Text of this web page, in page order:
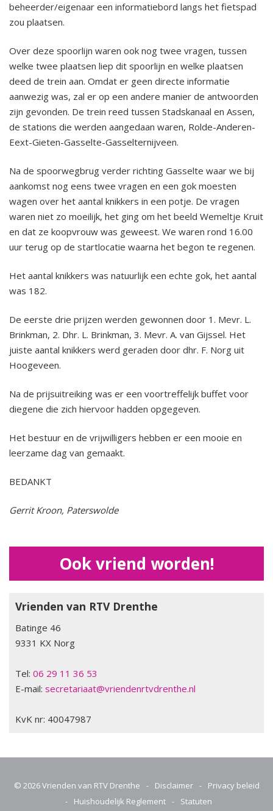
beheerder/eigenaar een informatiebord langs het fietspad
zou plaatsen.
Over deze spoorlijn waren ook nog twee vragen, tussen
welke twee plaatsen liep dit spoorlijn en welke plaatsen
deed de trein aan. Omdat er geen directe informatie
aanwezig was, zal er op een andere manier de antwoorden
zijn gevonden. De trein reed tussen Stadskanaal en Assen,
de stations die werden aangedaan waren, Rolde-Anderen-
Eext-Gieten-Gasselte-Gasselternijveen.
Na de spoorwegbrug verder richting Gasselte waar we bij
aankomst nog eens twee vragen en een gok moesten
wagen over het aantal knikkers in een potje. De vragen
waren niet zo moeilijk, het ging om het beeld Wemeltje Kruit
en dat ze koopvrouw was geweest. We waren rond 16.00
uur terug op de startlocatie waarna het begon te regenen.
Het aantal knikkers was natuurlijk een echte gok, het aantal
was 182.
De eerste drie prijzen werden gewonnen door 1. Mevr. L.
Brinkman, 2. Dhr. L. Brinkman, 3. Mevr. A. van Gijssel. Het
juiste aantal knikkers werd geraden door dhr. F. Norg uit
Hoogeveen.
Na de prijsuitreiking was er een voortreffelijk buffet voor
diegene die zich hiervoor hadden opgegeven.
Het bestuur en de vrijwilligers hebben er een mooie en
leerzame dag van gemaakt.
BEDANKT
Gerrit Kroon, Paterswolde
Ook vriend worden!
Vrienden van RTV Drenthe
Batinge 46
9331 KX Norg
Tel: 06 29 11 36 53
E-mail: secretariaat@vriendenrtvdrenthe.nl
KvK nr: 40047987
© 2026Vrienden van RTV Drenthe - Disclaimer -
Privacy beleid
-
Huishoudelijk Reglement - Statuten